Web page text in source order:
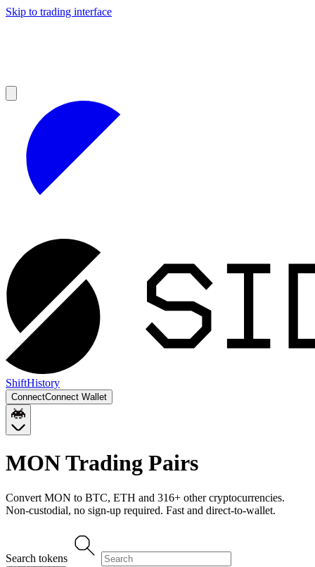
Skip to trading interface
ShiftHistory
ConnectConnect Wallet
MONTrading Pairs
Convert MON to BTC, ETH and 316+ other cryptocurrencies.
Non-custodial, no sign-up required. Fast and direct-to-wallet.
Search tokens